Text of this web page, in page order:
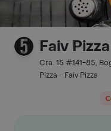
Faiv
Cra. 15 #141-85,
Pizza - Faiv Pizza